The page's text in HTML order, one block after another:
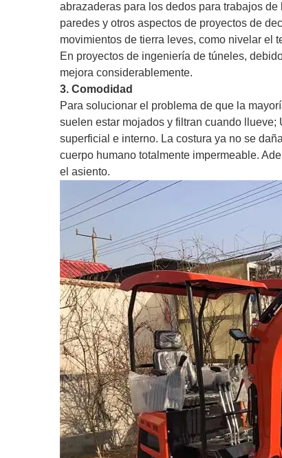
abrazaderas para los dedos para trabajos
paredes y otros aspectos de proyectos de
movimientos de tierra leves, como nivelar el
En proyectos de ingeniería de túneles,
mejora considerablemente.
3. Comodidad
Para solucionar el problema de que la
suelen estar mojados y filtran cuando
superficial e interno. La costura ya no se
cuerpo humano totalmente impermeable.
el asiento.